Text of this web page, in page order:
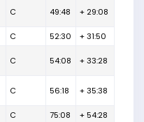
C 49:48 + 29:08
C 52:30 + 31:50
C 54:08 + 33:28
C 56:18 + 35:38
C 75:08 + 54:28